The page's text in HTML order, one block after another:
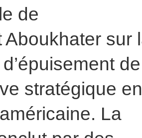
de
Aboukhater sur
de
stratégique en
La